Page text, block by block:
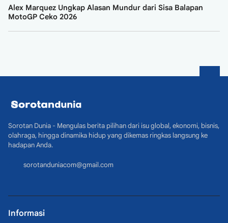
Alex Marquez Ungkap Alasan Mundur dari Sisa Balapan
MotoGP Ceko 2026
Sorotan Dunia - Mengulas berita pilihan dari isu global, ekonomi, bisnis,
olahraga, hingga dinamika hidup yang dikemas ringkas langsung ke
hadapan Anda.
sorotanduniacom@gmail.com
Informasi